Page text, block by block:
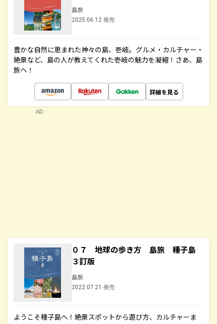
島旅
2025.06.12 発売
豊かな自然に恵まれた神々の島、壱岐。グルメ・カルチャー・
絶景など、島の人が教えてくれた壱岐の魅力を凝縮！さあ、島
旅へ！
詳細を見る
０７ 地球の歩き方 島旅 種子島
３訂版
島旅
2022.07.21 発売
ようこそ種子島へ！絶景スポットから遊び方、カルチャーま
AD